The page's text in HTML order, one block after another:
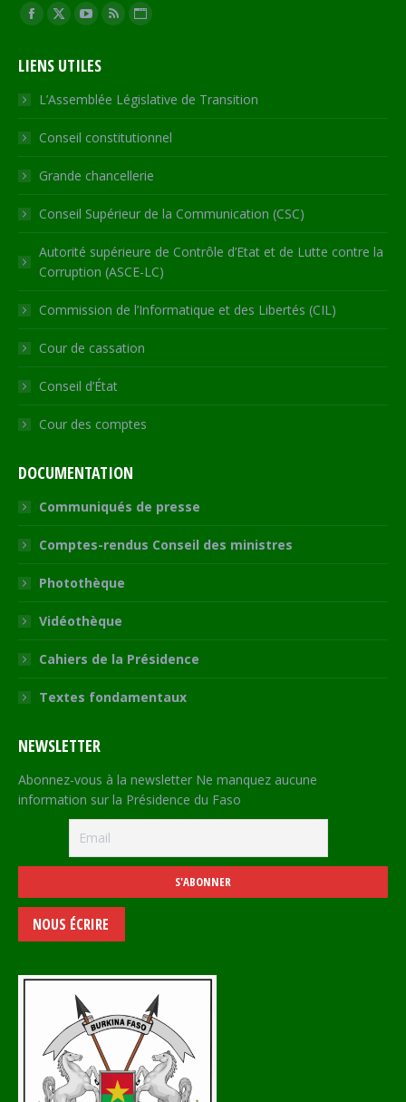
Trouvez nous sur :
Facebook
opens
in
new
window
X
opens
in
new
window
YouTube
opens
in
new
window
RSS
in
new
window
Site
opens
in
new
LIENS UTILES
L’Assemblée Législative de Transition
Conseil constitutionnel
Grande chancellerie
Conseil Supérieur de la Communication (CSC)
Autorité supérieure de Contrôle d’Etat et de Lutte contre la
Corruption (ASCE-LC)
Commission de l’Informatique et des Libertés (CIL)
Cour de cassation
Conseil d’État
Cour des comptes
DOCUMENTATION
Communiqués de presse
Comptes-rendus Conseil des ministres
Photothèque
Vidéothèque
Cahiers de la Présidence
Textes fondamentaux
NEWSLETTER
Abonnez-vous à la newsletter Ne manquez aucune
information sur la Présidence du Faso
NOUS ÉCRIRE